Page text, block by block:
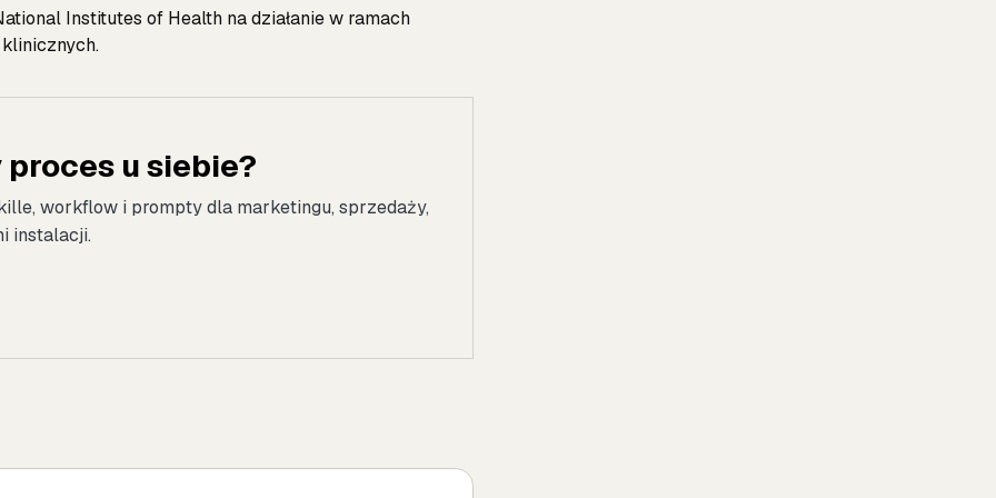
Institutes of Health na działanie w ramach
u siebie?
workflow i prompty dla marketingu, sprzedaży,
instalacji.